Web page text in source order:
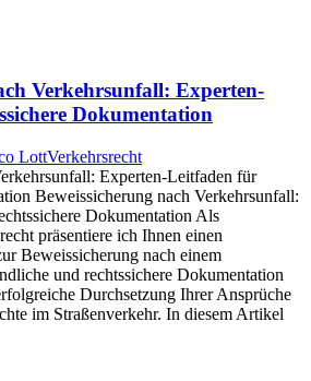
Verkehrsunfall: Experten-
Dokumentation
LottVerkehrsrecht
Experten-Leitfaden für
Beweissicherung nach Verkehrsunfall:
Dokumentation Als
präsentiere ich Ihnen einen
Beweissicherung nach einem
und rechtssichere Dokumentation
Durchsetzung Ihrer Ansprüche
im Straßenverkehr. In diesem Artikel